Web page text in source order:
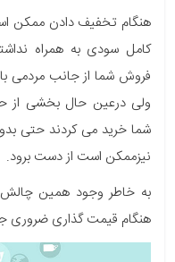
هنگام تخفیف دادن ممکن
کامل سودی به همراه
فروش شما از جانب مردمی
ولی درعین حال بخشی از
شما خرید می کردند حتی
نیزممکن است از دست برود.
به خاطر وجود همین
هنگام قیمت گذاری ضروری